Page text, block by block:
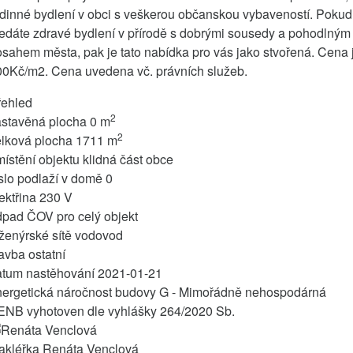
bydlení v obci s veškerou občanskou vybaveností. Pokud
zdravé bydlení v přírodě s dobrými sousedy a pohodlným
města, pak je tato nabídka pro vás jako stvořená. Cena
m2. Cena uvedena vč. právních služeb.
plocha0 m2
plocha 1711 m2
objektu klidná část obce
podlaží v domě0
230 V
ČOV pro celý objekt
sítěvodovod
ostatní
nastěhování2021-01-21
náročnost budovyG - Mimořádně nehospodárná
vyhotoven dle vyhlášky264/2020 Sb.
Renáta Venclová